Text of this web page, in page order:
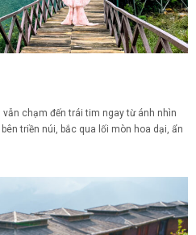
chạm đến trái tim ngay từ ánh nhìn
triền núi, bắc qua lối mòn hoa dại, ẩn